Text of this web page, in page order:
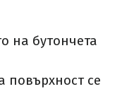
на бутончета
повърхност се